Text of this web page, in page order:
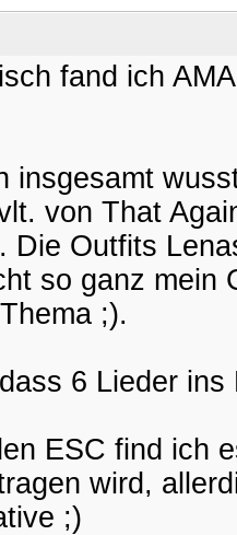
fand ich
insgesamt
von That
Die Outfits
so ganz mein
;).
6 Lieder
ESC find ich
wird,
;)